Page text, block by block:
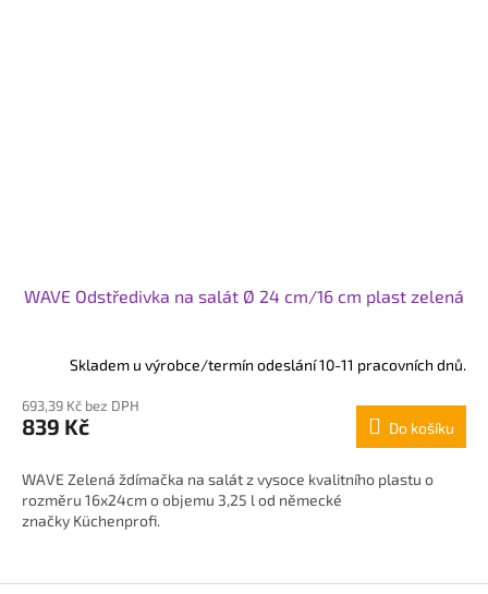
WAVE Odstředivka na salát Ø 24 cm/16 cm plast zelená
Skladem u výrobce/termín odeslání 10-11 pracovních dnů.
693,39 Kč bez DPH
839 Kč Do košíku
WAVE Zelená ždímačka na salát z vysoce kvalitního plastu o
rozměru 16x24cm o objemu 3,25 l od německé
značky Küchenprofi.